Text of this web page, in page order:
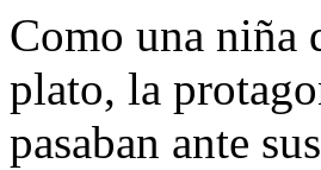
Como una niña
plato, la
pasaban ante